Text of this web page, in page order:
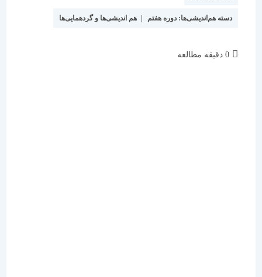
دسته هم‌اندیشی‌ها:دوره هفتم | هم اندیشی‌ها و گردهمایی‌ها